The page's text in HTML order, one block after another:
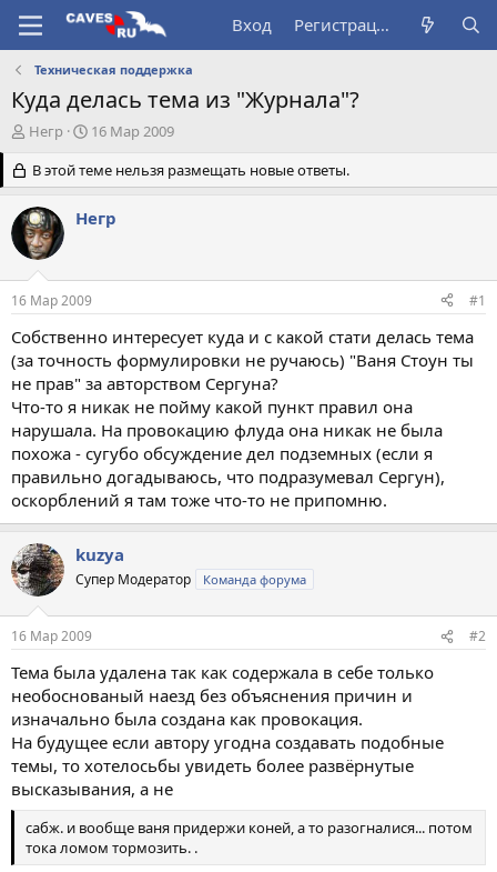
Вход Регистрация
Техническая поддержка
Куда делась тема из "Журнала"?
А
т
о
р
т
е
м
Негр
Д
т
а
а
а
16 Мар 2009
В этой теме нельзя размещать новые ответы.
Негр
16 Мар 2009 #1
Собственно интересует куда и с какой стати делась тема
(за точность формулировки не ручаюсь) "Ваня Стоун ты
не прав" за авторством Сергуна?
Что-то я никак не пойму какой пункт правил она
нарушала. На провокацию флуда она никак не была
похожа - сугубо обсуждение дел подземных (если я
правильно догадываюсь, что подразумевал Сергун),
оскорблений я там тоже что-то не припомню.
kuzya
Супер Модератор Команда форума
16 Мар 2009 #2
Тема была удалена так как содержала в себе только
необоснованый наезд без объяснения причин и
изначально была создана как провокация.
На будущее если автору угодна создавать подобные
темы, то хотелосьбы увидеть более развёрнутые
высказывания, а не
сабж. и вообще ваня придержи коней, а то разогналися... потом
тока ломом тормозить. .